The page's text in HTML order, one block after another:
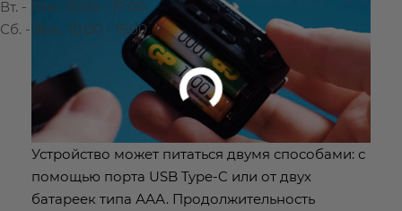
Устройство может питаться двумя способами: с
помощью порта USB Type-C или от двух
батареек типа ААА. Продолжительность
Вт. - Птн.: 10:00 - 17:00
Сб. - Вск.: 10:00 - 15:00